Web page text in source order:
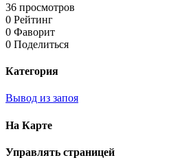
36 просмотров
0 Рейтинг
0 Фаворит
0 Поделиться
Категория
Вывод из запоя
На Карте
Управлять страницей